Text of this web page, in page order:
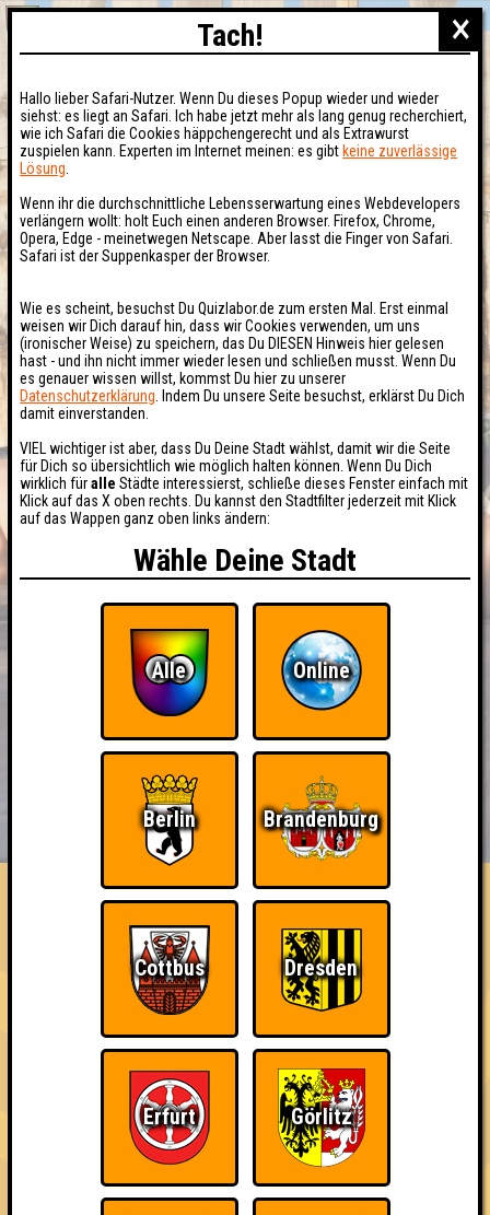
HIGHSCORE RESERVIERUNG
FAQ ÜBER UNS
Herzog Igzorn und seine Monster
Errungenschaften
Kleiner Hinweis: bei uns sind Teams, die in einem Stechen
schließlich verdient! Entsprechend gibt es für diese auch
×
Tach!
Hallo lieber Safari-Nutzer. Wenn Du dieses Popup wieder und wieder
siehst: es liegt an Safari. Ich habe jetzt mehr als lang genug recherchiert,
wie ich Safari die Cookies häppchengerecht und als Extrawurst
zuspielen kann. Experten im Internet meinen: es gibt keine zuverlässige
Lösung
Wenn ihr die durchschnittliche Lebensserwartung eines Webdevelopers
verlängern wollt: holt Euch einen anderen Browser. Firefox, Chrome,
Opera, Edge - meinetwegen Netscape. Aber lasst die Finger von Safari.
Safari ist der Suppenkasper der Browser.
Wie es scheint, besuchst Du Quizlabor.de zum ersten Mal. Erst einmal
weisen wir Dich darauf hin, dass wir Cookies verwenden, um uns
(ironischer Weise) zu speichern, das Du DIESEN Hinweis hier gelesen
hast - und ihn nicht immer wieder lesen und schließen musst. Wenn Du
es genauer wissen willst, kommst Du hier zu unserer
Datenschutzerklärung . Indem Du unsere Seite besuchst, erklärst Du Dich
damit einverstanden.
VIEL wichtiger ist aber, dass Du Deine Stadt wählst, damit wir die Seite
für Dich so übersichtlich wie möglich halten können. Wenn Du Dich
wirklich füralle Städte interessierst, schließe dieses Fenster einfach mit
Klick auf das X oben rechts. Du kannst den Stadtfilter jederzeit mit Klick
auf das Wappen ganz oben links ändern:
Wähle Deine Stadt
Alle Online
Berlin Brandenburg
Cottbus Dresden
Erfurt Görlitz